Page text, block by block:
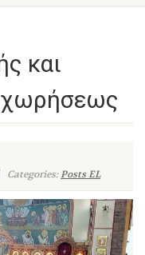
και
Categories:Posts EL